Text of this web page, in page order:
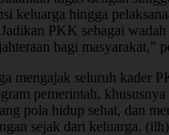
keluarga hingga
PKK sebagai
bagi masyarakat,”
mengajak seluruh kader
pemerintah,
pola hidup sehat, dan
sejak dari keluarga. (ilh)